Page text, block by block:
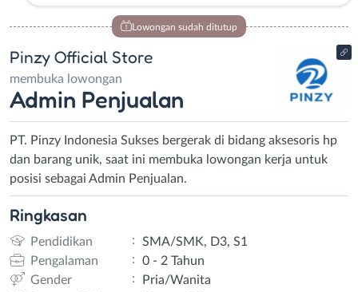
Lowongan sudah ditutup
Pinzy Official Store
membuka lowongan
Admin Penjualan
PT. Pinzy Indonesia Sukses bergerak di bidang aksesoris hp
dan barang unik, saat ini membuka lowongan kerja untuk
posisi sebagai Admin Penjualan.
Ringkasan
Pendidikan :
SMA/SMK, D3, S1
Pengalaman
:
0 - 2 Tahun
Gender
:
Pria/Wanita